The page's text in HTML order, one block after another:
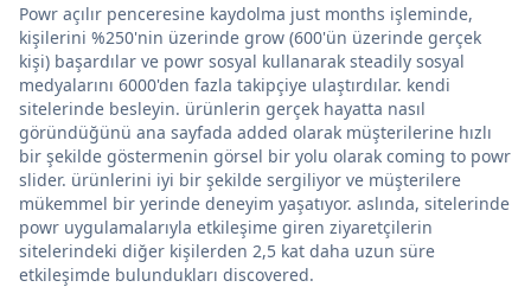
Powr açılır penceresine kaydolma just months işleminde,
kişilerini %250'nin üzerinde grow (600'ün üzerinde gerçek
kişi) başardılar ve powr sosyal kullanarak steadily sosyal
medyalarını 6000'den fazla takipçiye ulaştırdılar. kendi
sitelerinde besleyin. ürünlerin gerçek hayatta nasıl
göründüğünü ana sayfada added olarak müşterilerine hızlı
bir şekilde göstermenin görsel bir yolu olarak coming to powr
slider. ürünlerini iyi bir şekilde sergiliyor ve müşterilere
mükemmel bir yerinde deneyim yaşatıyor. aslında, sitelerinde
powr uygulamalarıyla etkileşime giren ziyaretçilerin
sitelerindeki diğer kişilerden 2,5 kat daha uzun süre
etkileşimde bulundukları discovered.